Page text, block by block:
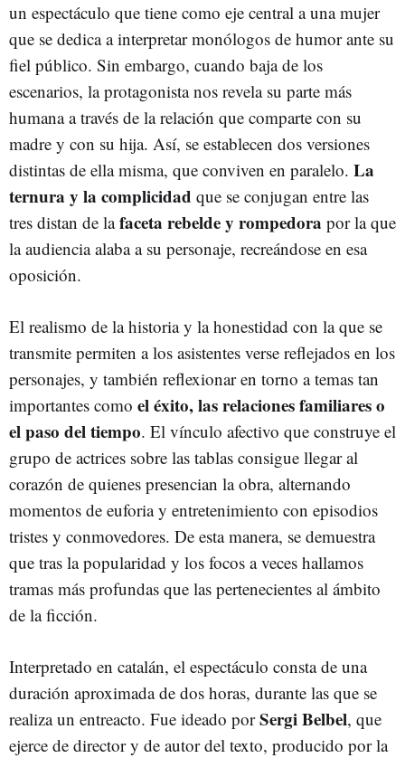
un espectáculo que tiene como eje central a una mujer
que se dedica a interpretar monólogos de humor ante su
fiel público. Sin embargo, cuando baja de los
escenarios, la protagonista nos revela su parte más
humana a través de la relación que comparte con su
madre y con su hija. Así, se establecen dos versiones
distintas de ella misma, que conviven en paralelo. La
ternura y la complicidad que se conjugan entre las
tres distan de lafaceta rebelde y rompedora por la que
la audiencia alaba a su personaje, recreándose en esa
oposición.
El realismo de la historia y la honestidad con la que se
transmite permiten a los asistentes verse reflejados en los
personajes, y también reflexionar en torno a temas tan
importantes como el éxito, las relaciones familiares o
el paso del tiempo. El vínculo afectivo que construye el
grupo de actrices sobre las tablas consigue llegar al
corazón de quienes presencian la obra, alternando
momentos de euforia y entretenimiento con episodios
tristes y conmovedores. De esta manera, se demuestra
que tras la popularidad y los focos a veces hallamos
tramas más profundas que las pertenecientes al ámbito
de la ficción.
Interpretado en catalán, el espectáculo consta de una
duración aproximada de dos horas, durante las que se
realiza un entreacto. Fue ideado porSergi Belbel, que
ejerce de director y de autor del texto, producido por la